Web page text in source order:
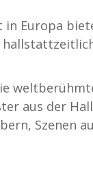
Europa
aus der
Szenen